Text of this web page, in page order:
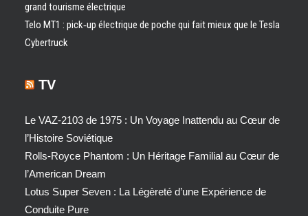
grand tourisme électrique
Telo MT1 : pick‑up électrique de poche qui fait mieux que le Tesla
Cybertruck
TV
Le VAZ-2103 de 1975 : Un Voyage Inattendu au Cœur de
l’Histoire Soviétique
Rolls-Royce Phantom : Un Héritage Familial au Cœur de
l’American Dream
Lotus Super Seven : La Légèreté d’une Expérience de
Conduite Pure